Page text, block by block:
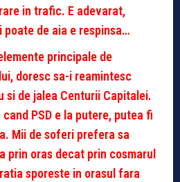
in trafic. E adevarat,
de aia e respinsa…
principale de
doresc sa-i reamintesc
si de jalea Centurii Capitalei.
cand PSD e la putere, putea fi
Mii de soferi prefera sa
prin oras decat prin cosmarul
sporeste in orasul fara